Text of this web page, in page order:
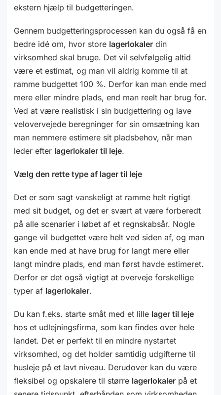
ekstern hjælp til budgetteringen.
Gennem budgetteringsprocessen kan du også få en
bedre idé om, hvor store lagerlokaler din
virksomhed skal bruge. Det vil selvfølgelig altid
være et estimat, og man vil aldrig komme til at
ramme budgettet 100 %. Derfor kan man ende med
mere eller mindre plads, end man reelt har brug for.
Ved at være realistisk i sin budgettering og lave
velovervejede beregninger for sin omsætning kan
man nemmere estimere sit pladsbehov, når man
leder efter lagerlokaler til leje.
Vælg den rette type af lager til leje
Det er som sagt vanskeligt at ramme helt rigtigt
med sit budget, og det er svært at være forberedt
på alle scenarier i løbet af et regnskabsår. Nogle
gange vil budgettet være helt ved siden af, og man
kan ende med at have brug for langt mere eller
langt mindre plads, end man først havde estimeret.
Derfor er det også vigtigt at overveje forskellige
typer af lagerlokaler.
Du kan f.eks. starte småt med et lille lager til leje
hos et udlejningsfirma, som kan findes over hele
landet. Det er perfekt til en mindre nystartet
virksomhed, og det holder samtidig udgifterne til
husleje på et lavt niveau. Derudover kan du være
fleksibel og opskalere til større lagerlokaler på et